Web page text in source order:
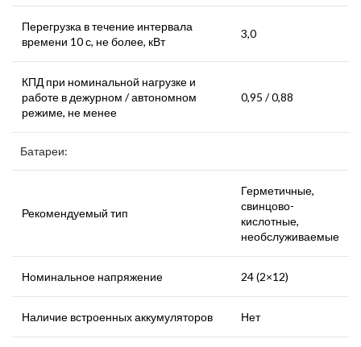
Перегрузка в течение интервала
времени 10 с, не более, кВт
3,0
КПД при номинальной нагрузке и
работе в дежурном / автономном
режиме, не менее
0,95 / 0,88
Батареи:
Рекомендуемый тип
Герметичные,
свинцово-
кислотные,
необслуживаемые
Номинальное напряжение 24 (2×12)
Наличие встроенных аккумуляторов Нет